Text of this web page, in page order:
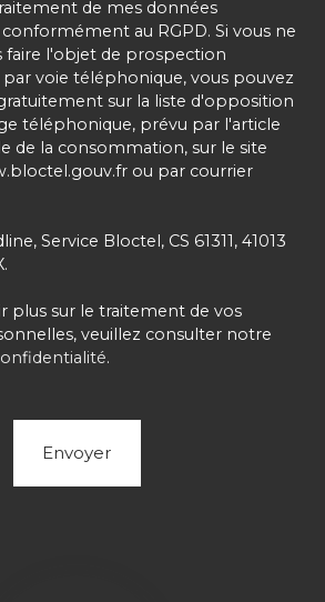
de mes données
au RGPD. Si vous ne
faire l'objet de prospection
voie téléphonique, vous pouvez
sur la liste d'opposition
téléphonique, prévu par l'article
de la consommation, sur le site
ou par courrier
Service Bloctel, CS 61311, 41013
plus sur le traitement de vos
veuillez consulter notre
.
Envoyer